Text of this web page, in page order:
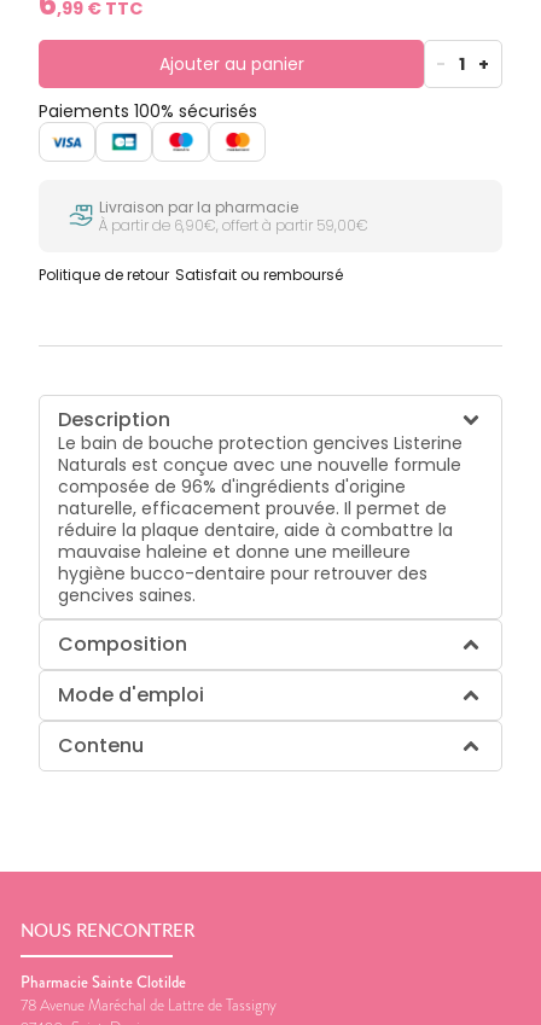
,99 € TTC
Ajouter au panier - 1 +
Paiements 100% sécurisés
Livraison par la pharmacie
À partir de 6,90€, offert à partir 59,00€
Politique de retour Satisfait ou remboursé
Description
Le bain de bouche protection gencives Listerine
Naturals est conçue avec une nouvelle formule
composée de 96% d'ingrédients d'origine
naturelle, efficacement prouvée. Il permet de
réduire la plaque dentaire, aide à combattre la
mauvaise haleine et donne une meilleure
hygiène bucco-dentaire pour retrouver des
gencives saines.
Composition
Mode d'emploi
Contenu
NOUS RENCONTRER
Pharmacie Sainte Clotilde
78 Avenue Maréchal de Lattre de Tassigny